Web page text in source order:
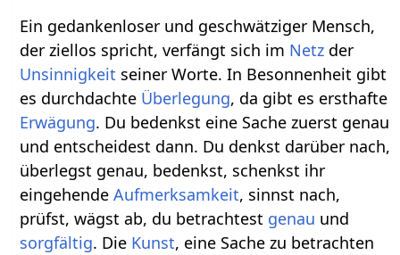
Ein gedankenloser und geschwätziger Mensch,
der ziellos spricht, verfängt sich im Netz der
Unsinnigkeit seiner Worte. In Besonnenheit gibt
es durchdachte Überlegung, da gibt es ersthafte
Erwägung. Du bedenkst eine Sache zuerst genau
und entscheidest dann. Du denkst darüber nach,
überlegst genau, bedenkst, schenkst ihr
eingehendeAufmerksamkeit, sinnst nach,
prüfst, wägst ab, du betrachtest genau und
sorgfältig. Die Kunst, eine Sache zu betrachten